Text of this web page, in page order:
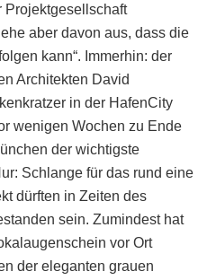
Projektgesellschaft
aber davon aus, dass die
kann“. Immerhin: der
Architekten David
in der HafenCity
wenigen Wochen zu Ende
der wichtigste
Schlange für das rund eine
dürften in Zeiten des
sein. Zumindest hat
vor Ort
der eleganten grauen